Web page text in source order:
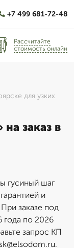
+7 499 681-72-48
Рассчитайте
стоимость онлайн
для узких
заказ в
гусиный шаг
и
заказе под
года по 2026
запрос КП